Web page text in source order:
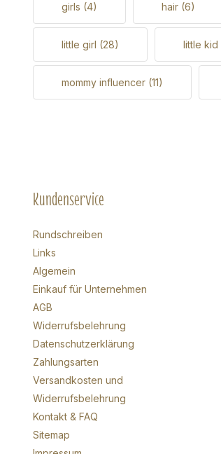
girls (4) hair (6)
little girl (28) little kid
mommy influencer (11)
Kundenservice
Rundschreiben
Links
Algemein
Einkauf für Unternehmen
AGB
Widerrufsbelehrung
Datenschutzerklärung
Zahlungsarten
Versandkosten und
Widerrufsbelehrung
Kontakt & FAQ
Sitemap